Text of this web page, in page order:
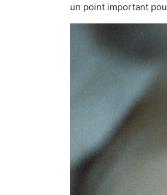
un point important